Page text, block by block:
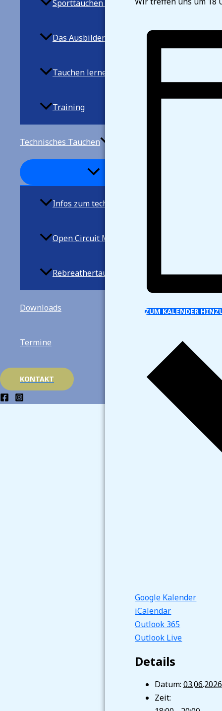
Sporttauchen allgemein
Das Ausbilderteam
Tauchen lernen
Training
Technisches Tauchen
Infos zum techn. Tauchen
Open Circuit Mischgastauchen
Rebreathertauchen
Downloads
Termine
KONTAKT
ZUM KALENDER
Google Kalender
iCalendar
Outlook 365
Outlook Live
Details
Datum: 03.06.2026
Zeit: